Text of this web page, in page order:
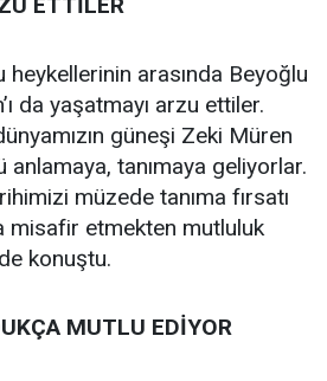
arasında Beyoğlu
da yaşatmayı arzu ettiler.
güneşi Zeki Müren
tanımaya geliyorlar.
müzede tanıma fırsatı
misafir etmekten mutluluk
konuştu.
MUTLU EDİYOR